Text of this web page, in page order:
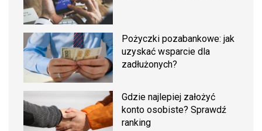
Pożyczki pozabankowe: jak
uzyskać wsparcie dla
zadłużonych?
Gdzie najlepiej założyć
konto osobiste? Sprawdź
ranking